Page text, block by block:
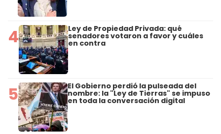
4 Ley de Propiedad Privada: qué
senadores votaron a favor y cuáles
en contra
5 El Gobierno perdió la pulseada del
nombre: la "Ley de Tierras" se impuso
en toda la conversación digital